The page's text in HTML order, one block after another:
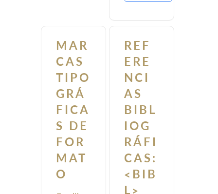
MAR
CAS
TIPO
GRÁ
FICA
S DE
FOR
MAT
O
REF
ERE
NCI
AS
BIBL
IOG
RÁFI
CAS:
<BIB
L>